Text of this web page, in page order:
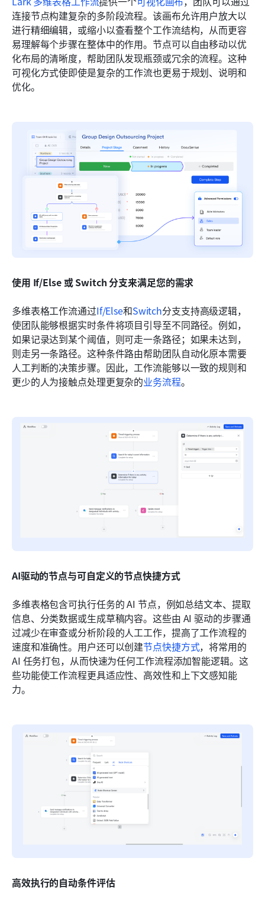
连接节点构建复杂的多阶段流程。该画布允许用户放大以
进行精细编辑，或缩小以查看整个工作流结构，从而更容
易理解每个步骤在整体中的作用。节点可以自由移动以优
化布局的清晰度，帮助团队发现瓶颈或冗余的流程。这种
可视化方式使即使是复杂的工作流也更易于规划、说明和
优化。
使用 If/Else 或 Switch 分支来满足您的需求
多维表格工作流通过If/Else和Switch分支支持高级逻辑，
使团队能够根据实时条件将项目引导至不同路径。例如，
如果记录达到某个阈值，则可走一条路径；如果未达到，
则走另一条路径。这种条件路由帮助团队自动化原本需要
人工判断的决策步骤。因此，工作流能够以一致的规则和
更少的人为接触点处理更复杂的业务流程。
AI驱动的节点与可自定义的节点快捷方式
多维表格包含可执行任务的 AI 节点，例如总结文本、提取
信息、分类数据或生成草稿内容。这些由 AI 驱动的步骤通
过减少在审查或分析阶段的人工工作，提高了工作流程的
速度和准确性。用户还可以创建节点快捷方式，将常用的
AI 任务打包，从而快速为任何工作流程添加智能逻辑。这
些功能使工作流程更具适应性、高效性和上下文感知能
力。
高效执行的自动条件评估